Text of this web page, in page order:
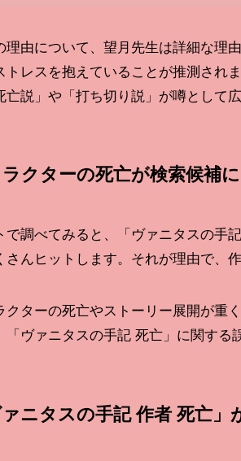
理由について、望月先生は詳細な理
トレスを抱えていることが推測され
亡説」や「打ち切り説」が噂として
クターの死亡が検索候補
で調べてみると、「ヴァニタスの手
さんヒットします。それが理由で、
クターの死亡やストーリー展開が重
「ヴァニタスの手記 死亡」に関する
ァニタスの手記 作者 死亡」